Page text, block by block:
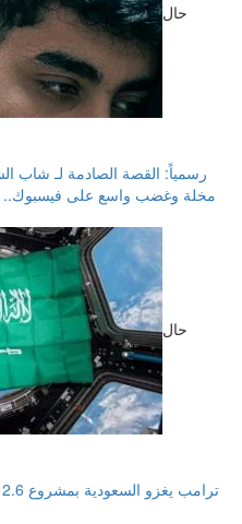
حال
رسمياً: القصة الصادمة لـ شاب
حال